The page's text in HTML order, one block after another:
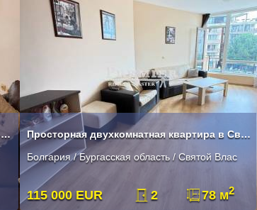
Квартира в Святом Власе с видом на море и горы
Просторная двухкомнатная квартира в Святом Власе
Болгария / Бургасская область / Святой Влас
115 000 EUR 2 78 м2